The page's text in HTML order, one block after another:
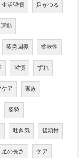
生活習慣 足がつる
運動
疲労回復 柔軟性
習慣 ずれ
ア 家族
姿勢
吐き気 後頭骨
足の長さ ケア